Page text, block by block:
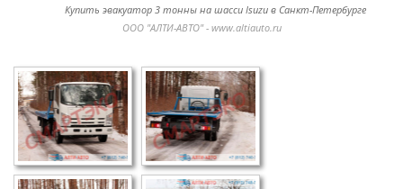
Купить эвакуатор 3 тонны на шасси Isuzu в Санкт-Петербурге
ООО "АЛТИ-АВТО" - www.altiauto.ru